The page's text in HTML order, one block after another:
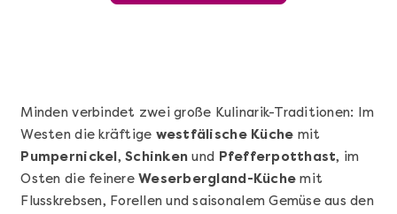
Minden verbindet zwei große Kulinarik-Traditionen: Im
Westen die kräftige westfälische Küche mit
Pumpernickel ,Schinken und Pfefferpotthast, im
Osten die feinereWeserbergland-Küche mit
Flusskrebsen, Forellen und saisonalem Gemüse aus den